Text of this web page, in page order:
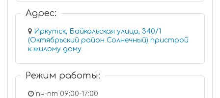
Адрес:
Иркутск, Байкальская улица, 340/1
(Октябрьский район Солнечный) пристрой
к жилому дому
Режим работы:
пн-пт 09:00-17:00